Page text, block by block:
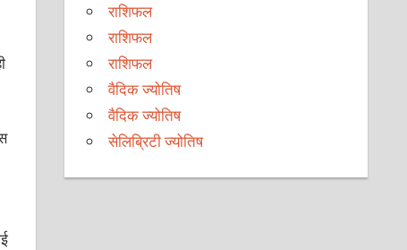
राशिफल
राशिफल
राशिफल
वैदिक ज्योतिष
वैदिक ज्योतिष
सेलिब्रिटी ज्योतिष